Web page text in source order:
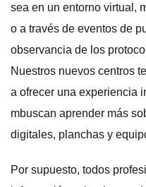
sea en un entorno virtual,
o a través de eventos de
observancia de los
Nuestros nuevos centros
a ofrecer una experiencia
mbuscan aprender más
digitales, planchas y
Por supuesto, todos